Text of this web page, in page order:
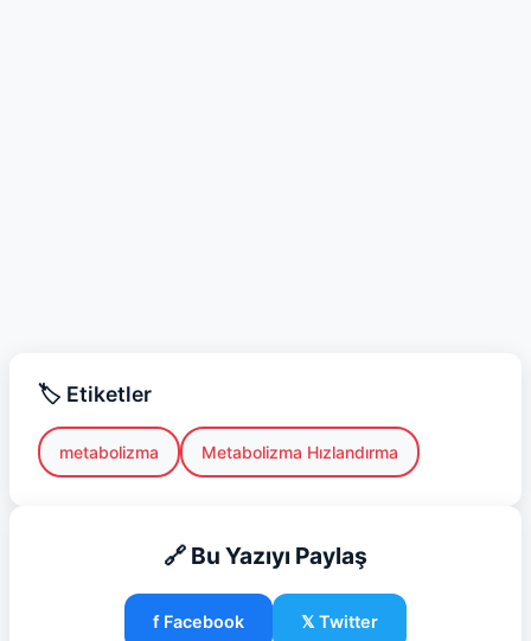
🏷️ Etiketler
metabolizma Metabolizma Hızlandırma
🔗 Bu Yazıyı Paylaş
f Facebook 𝕏 Twitter